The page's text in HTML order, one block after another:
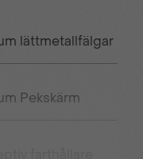
lättmetallfälgar
Pekskärm